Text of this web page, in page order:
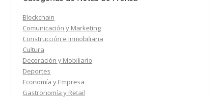
Blockchain
Comunicación y Marketing
Construcción e Inmobiliaria
Cultura
Decoración y Mobiliario
Deportes
Economía y Empresa
Gastronomía y Retail